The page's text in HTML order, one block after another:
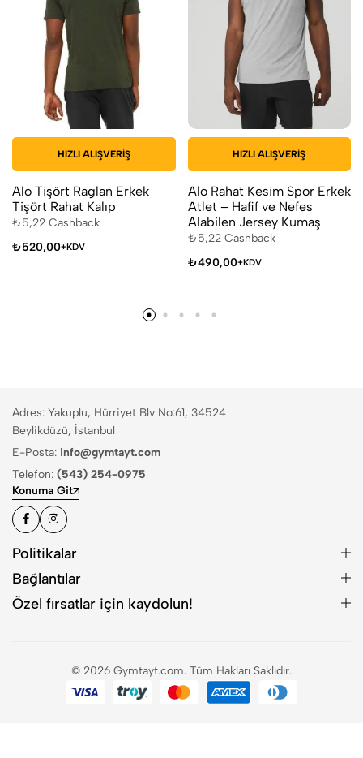
HIZLI ALIŞVERIŞ
Alo Tişört Raglan Erkek
Tişört Rahat Kalıp
₺5,22 Cashback
₺520,00+KDV
HIZLI ALIŞVERIŞ
Alo Rahat Kesim Spor Erkek
Atlet – Hafif ve Nefes
Alabilen Jersey Kumaş
₺5,22Cashback
₺490,00+KDV
Adres: Yakuplu, Hürriyet Blv No:61, 34524
Beylikdüzü, İstanbul
E-Posta: info@gymtayt.com
Telefon: (543) 254-0975
Konuma Git
Politikalar
Bağlantılar
Özel fırsatlar için kaydolun!
© 2026 Gymtayt.com. Tüm Hakları Saklıdır.